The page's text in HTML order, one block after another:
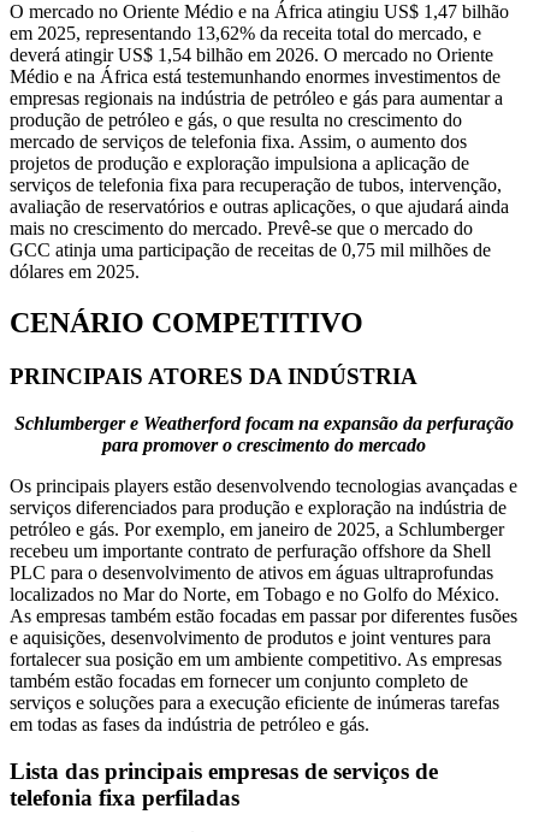
O mercado no Oriente Médio e na África atingiu US$ 1,47 bilhão
em 2025, representando 13,62% da receita total do mercado, e
deverá atingir US$ 1,54 bilhão em 2026. O mercado no Oriente
Médio e na África está testemunhando enormes investimentos de
empresas regionais na indústria de petróleo e gás para aumentar a
produção de petróleo e gás, o que resulta no crescimento do
mercado de serviços de telefonia fixa. Assim, o aumento dos
projetos de produção e exploração impulsiona a aplicação de
serviços de telefonia fixa para recuperação de tubos, intervenção,
avaliação de reservatórios e outras aplicações, o que ajudará ainda
mais no crescimento do mercado. Prevê-se que o mercado do
GCC atinja uma participação de receitas de 0,75 mil milhões de
dólares em 2025.
CENÁRIO COMPETITIVO
PRINCIPAIS ATORES DA INDÚSTRIA
Schlumberger e Weatherford focam na expansão da perfuração
para promover o crescimento do mercado
Os principais players estão desenvolvendo tecnologias avançadas e
serviços diferenciados para produção e exploração na indústria de
petróleo e gás. Por exemplo, em janeiro de 2025, a Schlumberger
recebeu um importante contrato de perfuração offshore da Shell
PLC para o desenvolvimento de ativos em águas ultraprofundas
localizados no Mar do Norte, em Tobago e no Golfo do México.
As empresas também estão focadas em passar por diferentes fusões
e aquisições, desenvolvimento de produtos e joint ventures para
fortalecer sua posição em um ambiente competitivo. As empresas
também estão focadas em fornecer um conjunto completo de
serviços e soluções para a execução eficiente de inúmeras tarefas
em todas as fases da indústria de petróleo e gás.
Lista das principais empresas de serviços de
telefonia fixa perfiladas